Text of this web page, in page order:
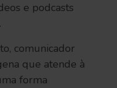
e podcasts
comunicador
que atende à
forma